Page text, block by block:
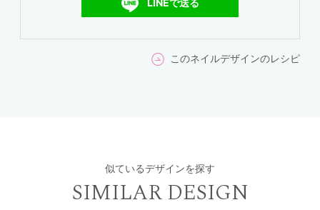
LINEで送る
このネイルデザインのレシピ
似ているデザインを探す
SIMILAR DESIGN